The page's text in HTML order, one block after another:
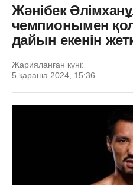
Жәнібек
чемпионымен
дайын екенін
Жарияланған күні:
5 қараша 2024, 15:36